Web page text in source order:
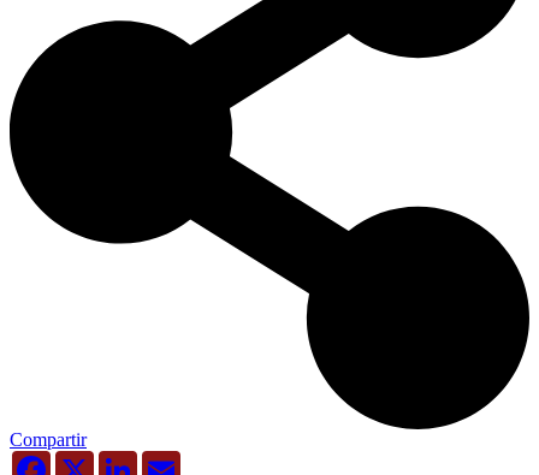
Compartir
Facebook
X LinkedIn